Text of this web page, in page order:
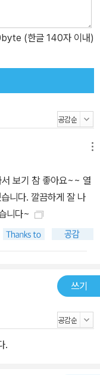
(한글 140자 이내)
보기 참 좋아요~~ 열
니다. 깔끔하게 잘 나
니다~
쓰기
.